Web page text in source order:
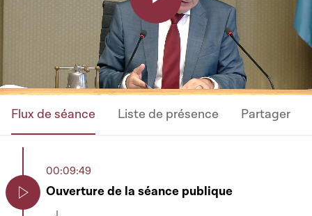
Play
Video
Flux de séance Liste de présence Partager
00:09:49
Ouverture de la séance publique